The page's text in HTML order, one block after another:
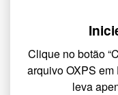
Clique no botão
arquivo OXPS em
leva